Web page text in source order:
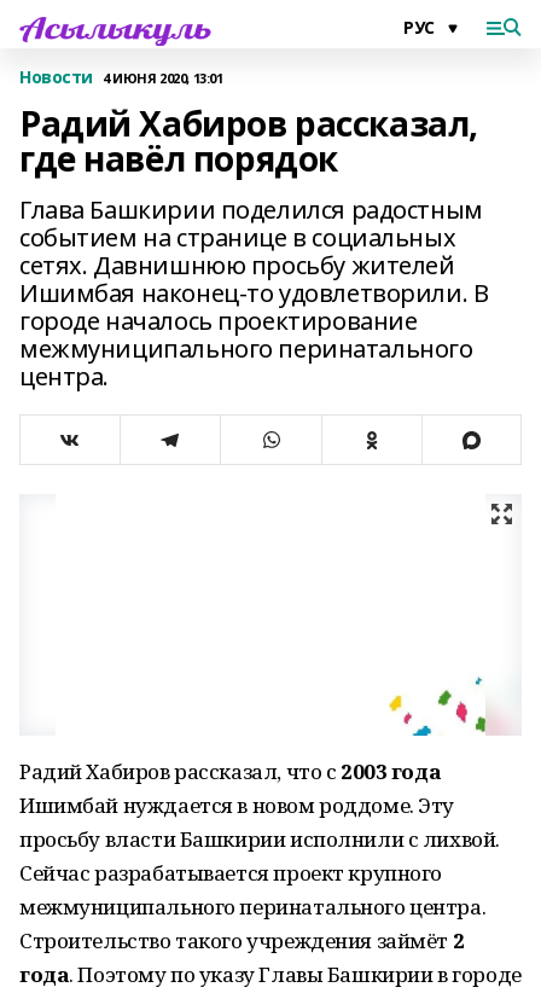
Новости 4 ИЮНЯ 2020, 13:01
Радий Хабиров рассказал,
где навёл порядок
Глава Башкирии поделился радостным
событием на странице в социальных
сетях. Давнишнюю просьбу жителей
Ишимбая наконец-то удовлетворили. В
городе началось проектирование
межмуниципального перинатального
центра.
Радий Хабиров рассказал, что с 2003 года
Ишимбай нуждается в новом роддоме. Эту
просьбу власти Башкирии исполнили с лихвой.
Сейчас разрабатывается проект крупного
межмуниципального перинатального центра.
Строительство такого учреждения займёт 2
года. Поэтому по указу Главы Башкирии в городе